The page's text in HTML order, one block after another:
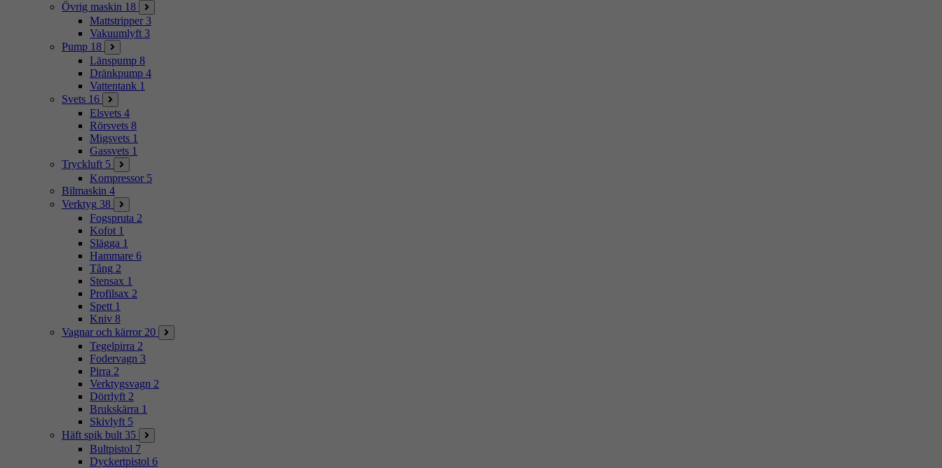
Övrig maskin 18
Mattstripper 3
Vakuumlyft 3
Pump 18
Länspump 8
Dränkpump 4
Vattentank 1
Svets 16
Elsvets 4
Rörsvets 8
Migsvets 1
Gassvets 1
Tryckluft 5
Kompressor 5
Bilmaskin 4
Verktyg 38
Fogspruta 2
Kofot 1
Slägga 1
Hammare 6
Tång 2
Stensax 1
Profilsax 2
Spett 1
Kniv 8
Vagnar och kärror 20
Tegelpirra 2
Fodervagn 3
Pirra 2
Verktygsvagn 2
Dörrlyft 2
Brukskärra 1
Skivlyft 5
Häft spik bult 35
Bultpistol 7
Dyckertpistol 6